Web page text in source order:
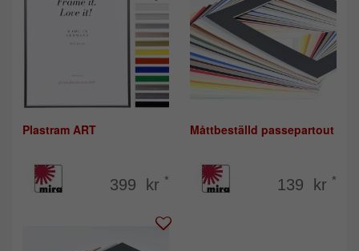
Plastram ART
399 kr *
Måttbeställd passepartout
139 kr *